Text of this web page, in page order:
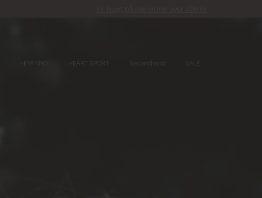
HEYANNO HEART SPORT Secondhand SALE